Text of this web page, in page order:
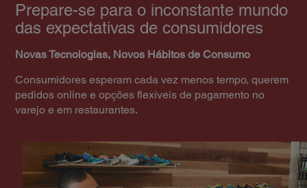
Prepare-se para o inconstante mundo
das expectativas de consumidores
Novas Tecnologias, Novos Hábitos de Consumo
Consumidores esperam cada vez menos tempo, querem
pedidos online e opções flexíveis de pagamento no
varejo e em restaurantes.